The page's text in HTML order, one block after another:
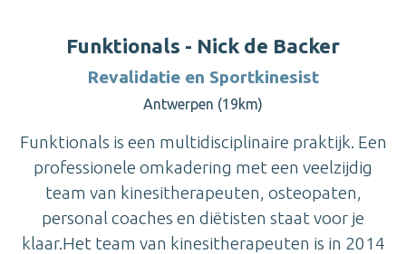
Funktionals - Nick de Backer
Revalidatie en Sportkinesist
Antwerpen (19km)
Funktionals is een multidisciplinaire praktijk. Een
professionele omkadering met een veelzijdig
team van kinesitherapeuten, osteopaten,
personal coaches en diëtisten staat voor je
klaar.Het team van kinesitherapeuten is in 2014